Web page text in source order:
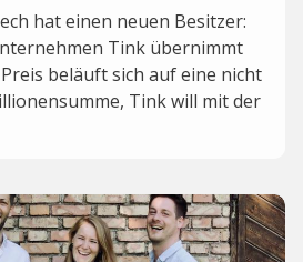
hat einen neuen Besitzer:
Tink übernimmt
beläuft sich auf eine nicht
Tink will mit der